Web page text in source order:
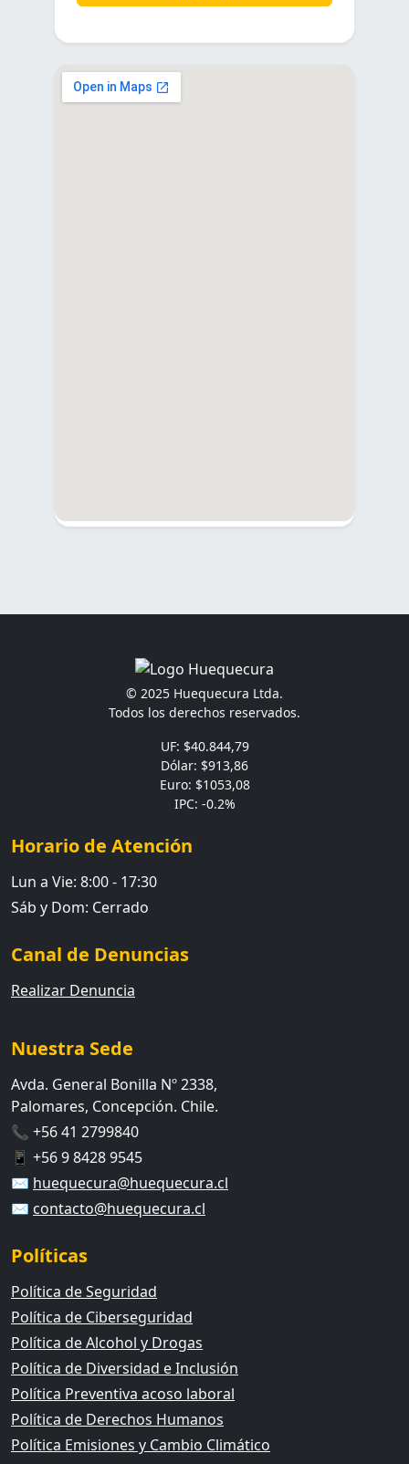
© 2025 Huequecura Ltda.
Todos los derechos reservados.
UF: $40.844,79
Dólar: $913,86
Euro: $1053,08
IPC: -0.2%
Horario de Atención
Lun a Vie: 8:00 - 17:30
Sáb y Dom: Cerrado
Canal de Denuncias
Realizar Denuncia
Nuestra Sede
Avda. General Bonilla Nº 2338,
Palomares, Concepción. Chile.
📞 +56 41 2799840
📱 +56 9 8428 9545
✉️ huequecura@huequecura.cl
✉️ contacto@huequecura.cl
Políticas
Política de Seguridad
Política de Ciberseguridad
Política de Alcohol y Drogas
Política de Diversidad e Inclusión
Política Preventiva acoso laboral
Política de Derechos Humanos
Política Emisiones y Cambio Climático